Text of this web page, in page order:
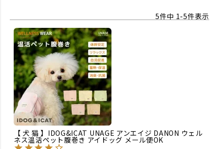
5件中 1-5件表示
【 犬 猫 】IDOG&ICAT UNAGE アンエイジ DANON ウェル
ネス温活ペット腹巻き アイドッグ メール便OK